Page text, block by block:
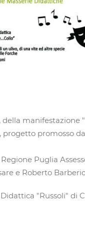
manifestazione
promosso
Puglia
e Roberto
"Russoli" di